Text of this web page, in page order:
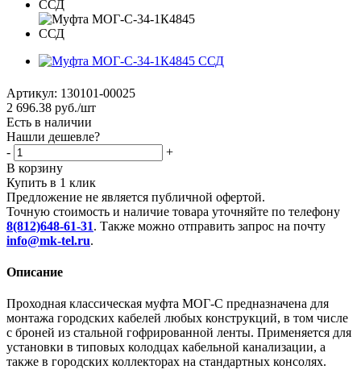
Артикул: 130101-00025
2 696.38 руб./шт
Есть в наличии
Нашли дешевле?
-
+
В корзину
Купить в 1 клик
Предложение не является публичной офертой.
Точную стоимость и наличие товара уточняйте по телефону
8(812)648-61-31. Также можно отправить запрос на почту
info@mk-tel.ru.
Описание
Проходная классическая муфта МОГ-С предназначена для
монтажа городских кабелей любых конструкций, в том числе
с броней из стальной гофрированной ленты. Применяется для
установки в типовых колодцах кабельной канализации, а
также в городских коллекторах на стандартных консолях.